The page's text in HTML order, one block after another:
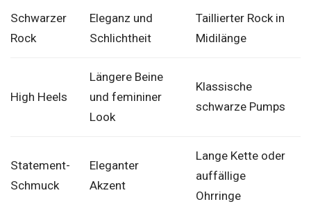
Schwarzer
Rock
Eleganz und
Schlichtheit
Taillierter Rock in
Midilänge
High Heels
Längere Beine
und femininer
Look
Klassische
schwarze Pumps
Statement-
Schmuck
Eleganter
Akzent
Lange Kette oder
auffällige
Ohrringe